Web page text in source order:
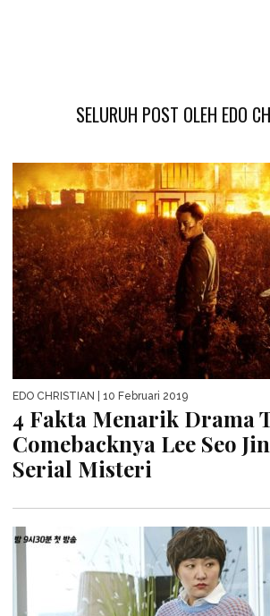
SELURUH POST OLEH EDO
EDO CHRISTIAN | 10 Februari 2019
4 Fakta Menarik Drama
Comebacknya Lee Seo
Serial Misteri